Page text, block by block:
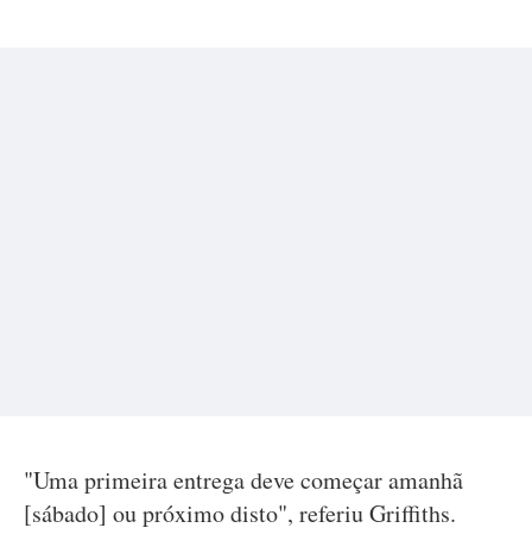
"Uma primeira entrega deve começar amanhã
[sábado] ou próximo disto", referiu Griffiths.